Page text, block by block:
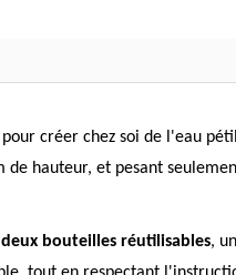
créer chez soi de l'eau
hauteur, et pesant
bouteilles réutilisables,